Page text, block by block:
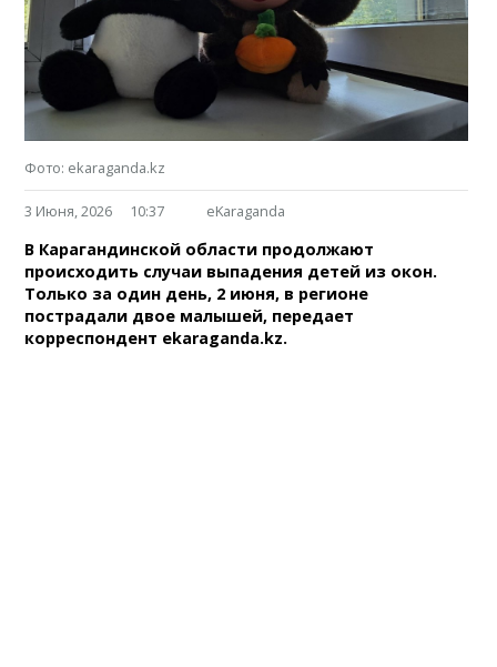
Фото: ekaraganda.kz
3 Июня, 2026 10:37 eKaraganda
В Карагандинской области продолжают
происходить случаи выпадения детей из окон.
Только за один день, 2 июня, в регионе
пострадали двое малышей, передает
корреспондент ekaraganda.kz.